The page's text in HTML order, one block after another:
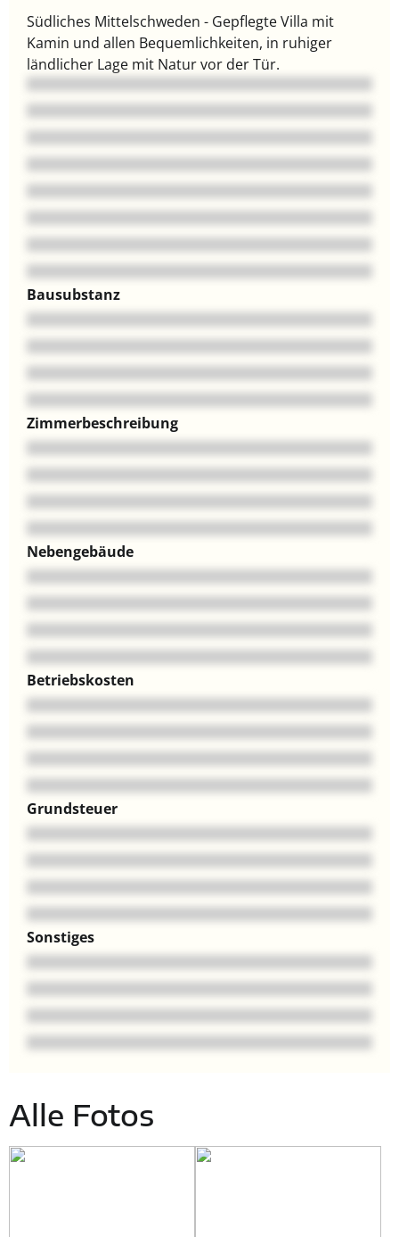
Südliches Mittelschweden - Gepflegte Villa mit
Kamin und allen Bequemlichkeiten, in ruhiger
ländlicher Lage mit Natur vor der Tür.
Bausubstanz
Zimmerbeschreibung
Nebengebäude
Betriebskosten
Grundsteuer
Sonstiges
Alle Fotos